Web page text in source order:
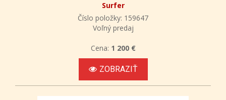
Surfer
Číslo položky: 159647
Voľný predaj
Cena: 1 200 €
ZOBRAZIŤ